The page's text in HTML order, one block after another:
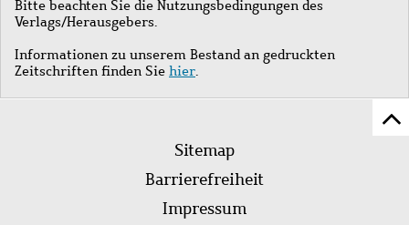
Bitte beachten Sie die Nutzungsbedingungen des
Verlags/Herausgebers.
Informationen zu unserem Bestand an gedruckten
Zeitschriften finden Sie hier.
Fußleistenmenü
Sitemap
Barrierefreiheit
Impressum